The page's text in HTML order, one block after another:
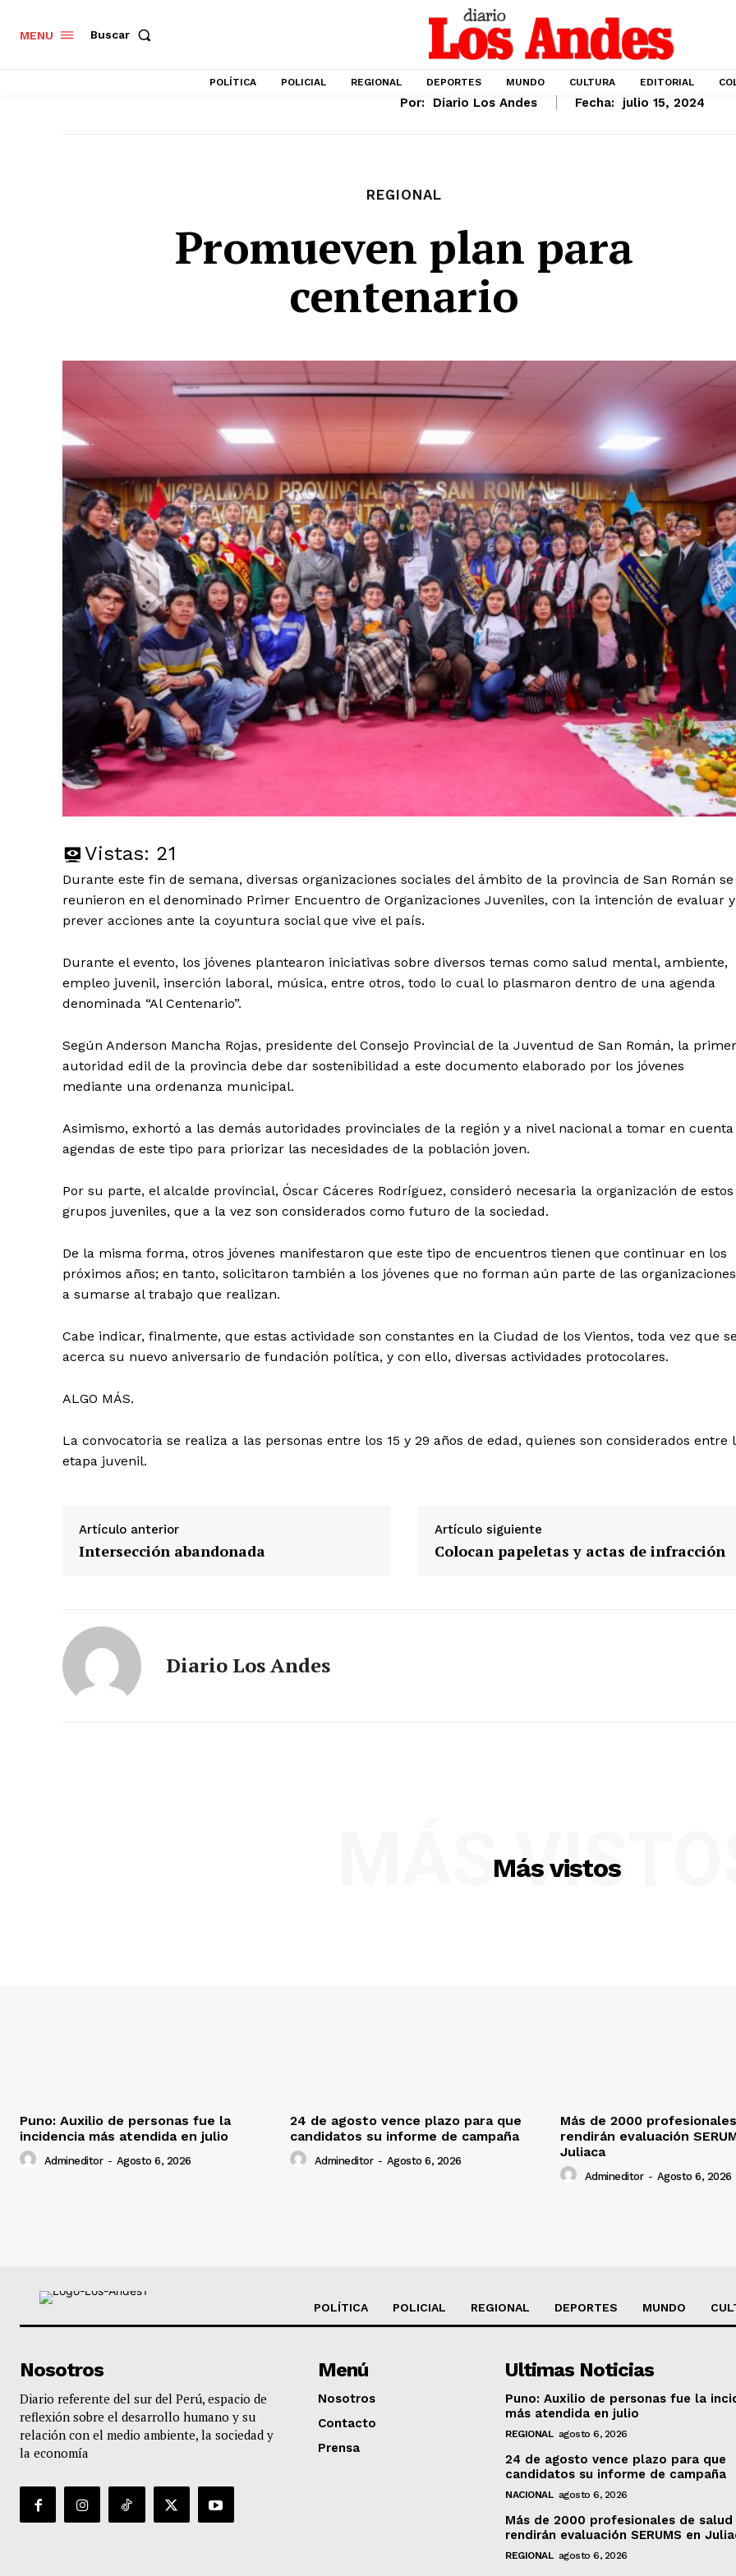
Nosotros
MENU Buscar
POLÍTICA POLICIAL REGIONAL DEPORTES MUNDO CULTURA EDITORIAL
Por: Diario Los Andes Fecha: julio 15, 2024
REGIONAL
Promueven plan para
centenario
Vistas: 21
Durante este fin de semana, diversas organizaciones sociales del ámbito de la provincia de San Román se
reunieron en el denominado Primer Encuentro de Organizaciones Juveniles, con la intención de evaluar y
prever acciones ante la coyuntura social que vive el país.
Durante el evento, los jóvenes plantearon iniciativas sobre diversos temas como salud mental, ambiente,
empleo juvenil, inserción laboral, música, entre otros, todo lo cual lo plasmaron dentro de una agenda
denominada “Al Centenario”.
Según Anderson Mancha Rojas, presidente del Consejo Provincial de la Juventud de San Román, la
autoridad edil de la provincia debe dar sostenibilidad a este documento elaborado por los jóvenes
mediante una ordenanza municipal.
Asimismo, exhortó a las demás autoridades provinciales de la región y a nivel nacional a tomar en cuenta
agendas de este tipo para priorizar las necesidades de la población joven.
Por su parte, el alcalde provincial, Óscar Cáceres Rodríguez, consideró necesaria la organización de estos
grupos juveniles, que a la vez son considerados como futuro de la sociedad.
De la misma forma, otros jóvenes manifestaron que este tipo de encuentros tienen que continuar en los
próximos años; en tanto, solicitaron también a los jóvenes que no forman aún parte de las organizaciones
a sumarse al trabajo que realizan.
Cabe indicar, finalmente, que estas actividade son constantes en la Ciudad de los Vientos, toda vez que
acerca su nuevo aniversario de fundación política, y con ello, diversas actividades protocolares.
ALGO MÁS.
La convocatoria se realiza a las personas entre los 15 y 29 años de edad, quienes son considerados entre
etapa juvenil.
Artículo anterior
Intersección abandonada
Artículo siguiente
Colocan papeletas y actas de infracción
Diario Los Andes
Más vistos
MÁS
Puno: Auxilio de personas fue la
incidencia más atendida en julio
Admineditor - Agosto 6, 2026
24 de agosto vence plazo para que
candidatos su informe de campaña
Admineditor - Agosto 6, 2026
Más de 2000
rendirán evaluación
Juliaca
Admineditor - Agosto 6, 2026
POLÍTICA POLICIAL REGIONAL DEPORTES MUNDO
Nosotros
Diario referente del sur del Perú, espacio de
reflexión sobre el desarrollo humano y su
relación con el medio ambiente, la sociedad y
la economía
Menú
Nosotros
Contacto
Prensa
Ultimas Noticias
Puno: Auxilio de personas fue la
más atendida en julio
REGIONAL agosto 6, 2026
24 de agosto vence plazo para que
candidatos su informe de campaña
NACIONAL agosto 6, 2026
Más de 2000 profesionales de salud
rendirán evaluación SERUMS en
REGIONAL agosto 6, 2026